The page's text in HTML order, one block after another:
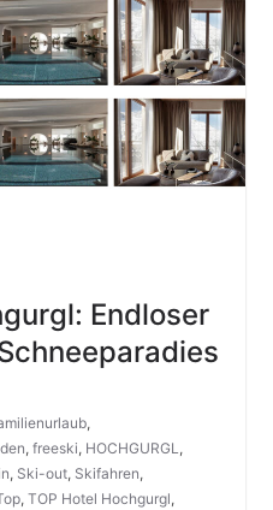
Endloser
,
, freeski, HOCHGURGL,
, Ski-out, Skifahren,
, TOP Hotel Hochgurgl,